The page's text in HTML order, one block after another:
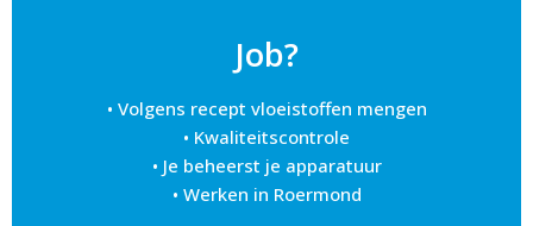
Job?
• Volgens recept vloeistoffen mengen
• Kwaliteitscontrole
• Je beheerst je apparatuur
• Werken in Roermond